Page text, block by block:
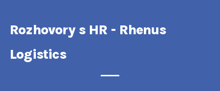
Rozhovory s HR - Rhenus
Logistics